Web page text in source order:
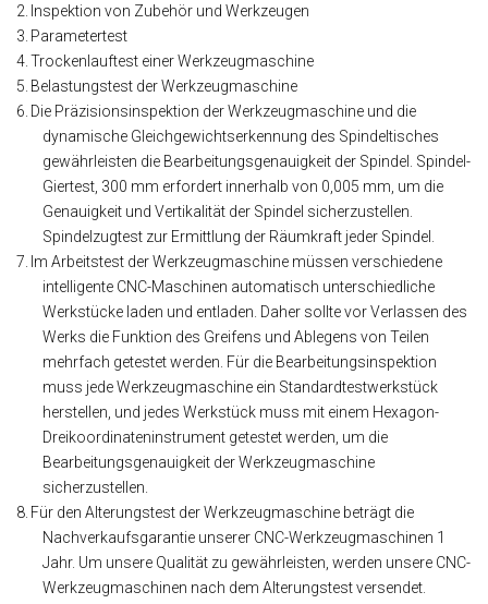
2.
Inspektion von Zubehör und Werkzeugen
3. Parametertest
4. Trockenlauftest einer Werkzeugmaschine
5. Belastungstest der Werkzeugmaschine
6. Die Präzisionsinspektion der Werkzeugmaschine und die
dynamische Gleichgewichtserkennung des Spindeltisches
gewährleisten die Bearbeitungsgenauigkeit der Spindel. Spindel-
Giertest, 300 mm erfordert innerhalb von 0,005 mm, um die
Genauigkeit und Vertikalität der Spindel sicherzustellen.
Spindelzugtest zur Ermittlung der Räumkraft jeder Spindel.
7.
Im Arbeitstest der Werkzeugmaschine müssen verschiedene
intelligente CNC-Maschinen automatisch unterschiedliche
Werkstücke laden und entladen. Daher sollte vor Verlassen des
Werks die Funktion des Greifens und Ablegens von Teilen
mehrfach getestet werden. Für die Bearbeitungsinspektion
muss jede Werkzeugmaschine ein Standardtestwerkstück
herstellen, und jedes Werkstück muss mit einem Hexagon-
Dreikoordinateninstrument getestet werden, um die
Bearbeitungsgenauigkeit der Werkzeugmaschine
sicherzustellen.
8. Für den Alterungstest der Werkzeugmaschine beträgt die
Nachverkaufsgarantie unserer CNC-Werkzeugmaschinen 1
Jahr. Um unsere Qualität zu gewährleisten, werden unsere CNC-
Werkzeugmaschinen nach dem Alterungstest versendet.